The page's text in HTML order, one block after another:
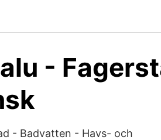
-
- Badvatten - Havs- och